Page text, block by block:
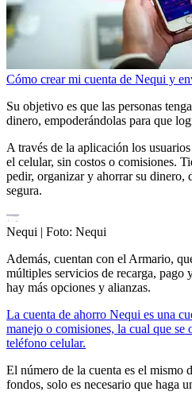
Cómo crear mi cuenta de Nequi y
Su objetivo es que las personas
dinero, empoderándolas para que
A través de la aplicación los
el celular, sin costos o comisiones.
pedir, organizar y ahorrar su dinero,
segura.
Nequi | Foto: Nequi
Además, cuentan con el Armario,
múltiples servicios de recarga, pago
hay más opciones y alianzas.
La cuenta de ahorro Nequi es una
manejo o comisiones, la cual que se
teléfono celular.
El número de la cuenta es el mismo
fondos, solo es necesario que haga